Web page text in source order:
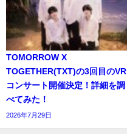
TOMORROW X
TOGETHER(TXT)の3回目のVR
コンサート開催決定！詳細を調
べてみた！
2026年7月29日